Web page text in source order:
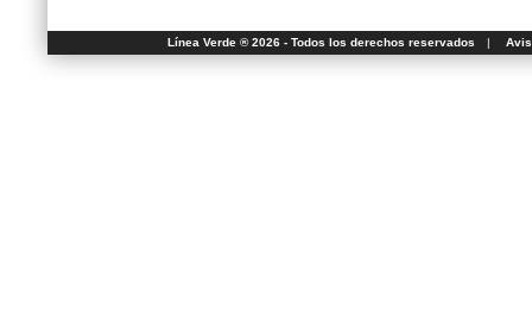
Línea Verde ® 2026 - Todos los derechos reservados |